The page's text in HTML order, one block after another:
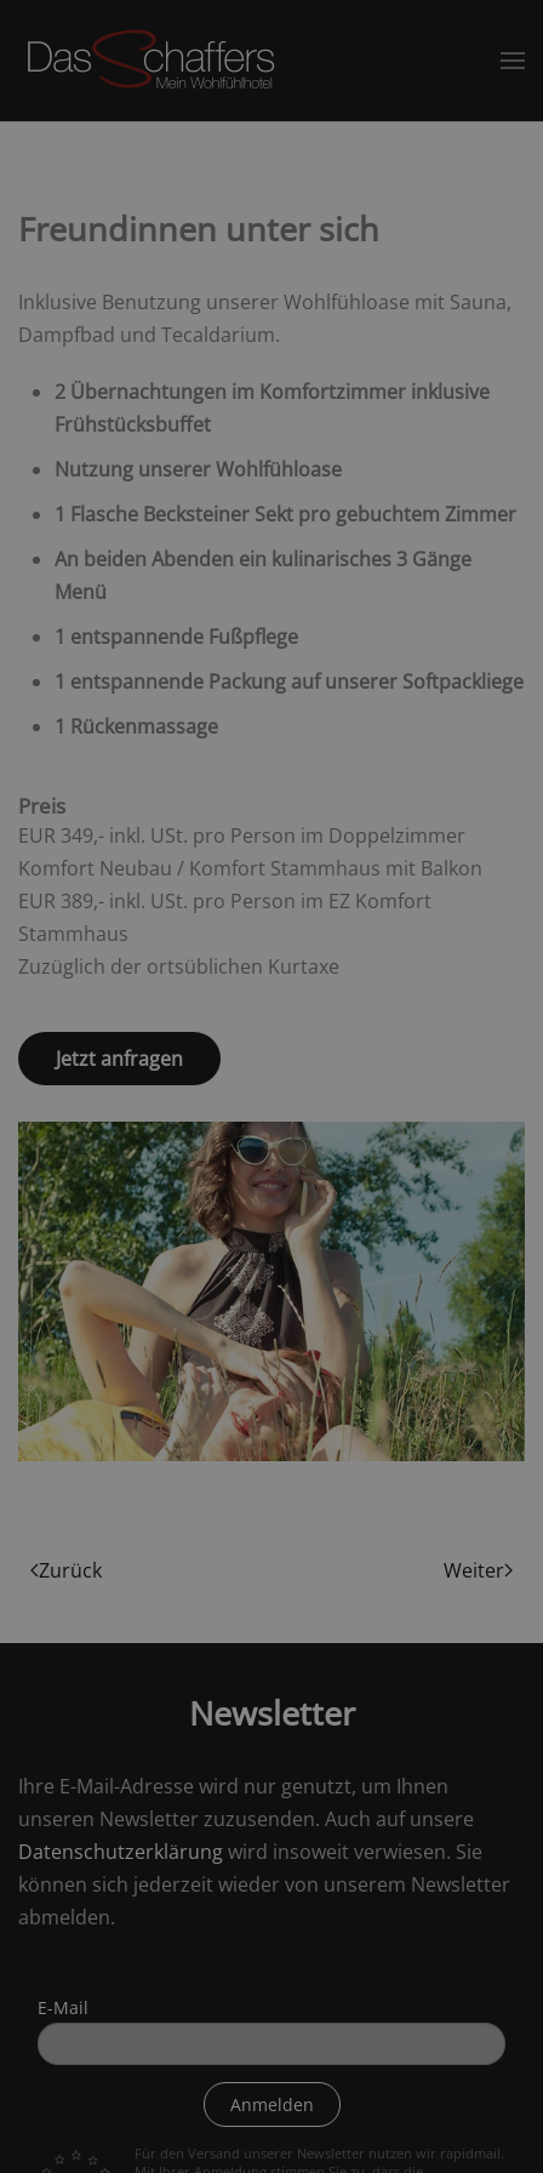
Freundinnen unter sich
Inklusive Benutzung unserer Wohlfühloase mit Sauna,
Dampfbad und Tecaldarium.
2 Übernachtungen im Komfortzimmer inklusive
Frühstücksbuffet
Nutzung unserer Wohlfühloase
1 Flasche Becksteiner Sekt pro gebuchtem Zimmer
An beiden Abenden ein kulinarisches 3 Gänge
Menü
1 entspannende Fußpflege
1 entspannende Packung auf unserer Softpackliege
1 Rückenmassage
Preis
EUR 349,- inkl. USt. pro Person im Doppelzimmer
Komfort Neubau / Komfort Stammhaus mit Balkon
EUR 389,- inkl. USt. pro Person im EZ Komfort
Stammhaus
Zuzüglich der ortsüblichen Kurtaxe
Jetzt anfragen
Zurück Weiter
Newsletter
Ihre E-Mail-Adresse wird nur genutzt, um Ihnen
unseren Newsletter zuzusenden. Auch auf unsere
Datenschutzerklärungwird insoweit verwiesen. Sie
können sich jederzeit wieder von unserem Newsletter
abmelden.
E-Mail
Anmelden
Für den Versand unserer Newsletter nutzen wir rapidmail.